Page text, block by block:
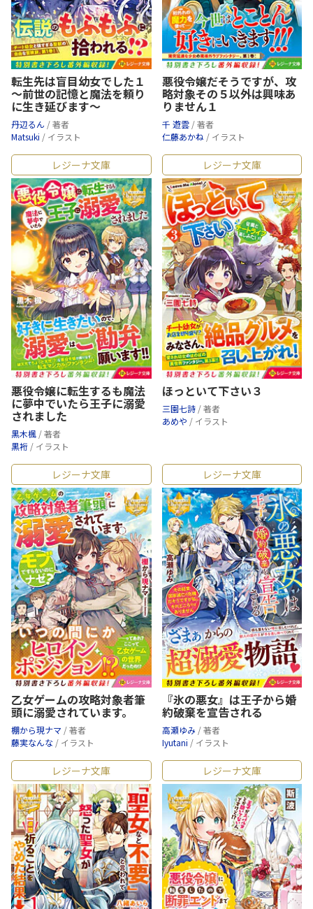
転生先は盲目幼女でした１
～前世の記憶と魔法を頼り
に生き延びます～
丹辺るん / 著者
Matsuki / イラスト
悪役令嬢だそうですが、攻
略対象その５以外は興味あ
りません１
千 遊雲 / 著者
仁藤あかね / イラスト
レジーナ文庫
悪役令嬢に転生するも魔法
に夢中でいたら王子に溺愛
されました
黒木楓 / 著者
黒裄 / イラスト
レジーナ文庫
ほっといて下さい３
三園七詩 / 著者
あめや / イラスト
レジーナ文庫
乙女ゲームの攻略対象者筆
頭に溺愛されています。
棚から現ナマ / 著者
藤実なんな / イラスト
レジーナ文庫
『氷の悪女』は王子から婚
約破棄を宣告される
高瀬ゆみ / 著者
Iyutani / イラスト
レジーナ文庫 レジーナ文庫